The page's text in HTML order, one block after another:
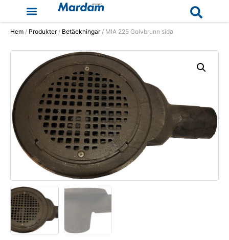
Hem / Produkter/ Betäckningar/ MIA 225 Golvbrunn sida